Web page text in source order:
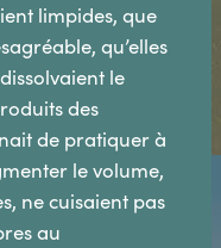
limpides, que
qu’elles
le
des
de pratiquer à
le volume,
ne cuisaient pas
au